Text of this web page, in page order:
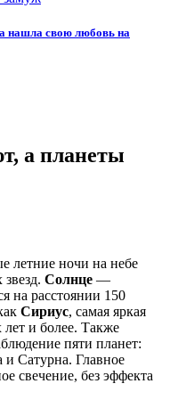
нашла свою любовь на
а планеты
летние ночи на небе
Солнце —
на расстоянии 150
Сириус, самая яркая
лет и более. Также
пяти планет:
Сатурна. Главное
свечение, без эффекта